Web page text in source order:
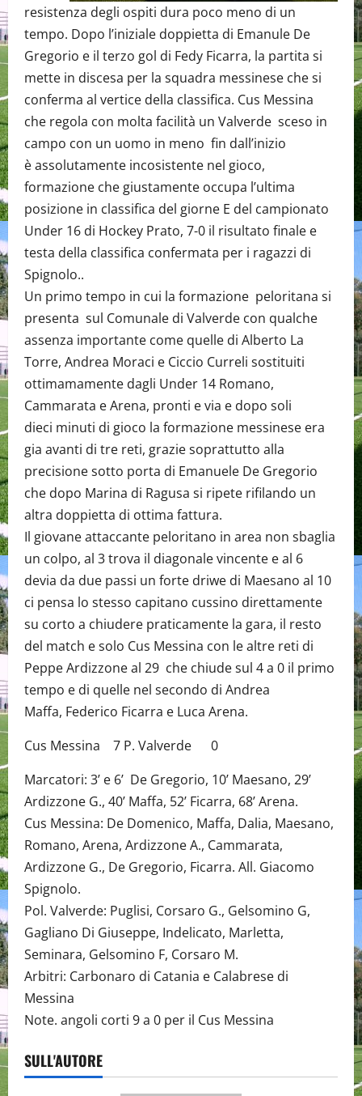
resistenza degli ospiti dura poco meno di un
tempo. Dopo l’iniziale doppietta di Emanule De
Gregorio e il terzo gol di Fedy Ficarra, la partita si
mette in discesa per la squadra messinese che si
conferma al vertice della classifica. Cus Messina
che regola con molta facilità un Valverde sceso in
campo con un uomo in meno fin dall’inizio
è assolutamente incosistente nel gioco,
formazione che giustamente occupa l’ultima
posizione in classifica del giorne E del campionato
Under 16 di Hockey Prato, 7-0 il risultato finale e
testa della classifica confermata per i ragazzi di
Spignolo..
Un primo tempo in cui la formazione peloritana si
presenta sul Comunale di Valverde con qualche
assenza importante come quelle di Alberto La
Torre, Andrea Moraci e Ciccio Curreli sostituiti
ottimamamente dagli Under 14 Romano,
Cammarata e Arena, pronti e via e dopo soli
dieci minuti di gioco la formazione messinese era
gia avanti di tre reti, grazie soprattutto alla
precisione sotto porta di Emanuele De Gregorio
che dopo Marina di Ragusa si ripete rifilando un
altra doppietta di ottima fattura.
Il giovane attaccante peloritano in area non sbaglia
un colpo, al 3 trova il diagonale vincente e al 6
devia da due passi un forte driwe di Maesano al 10
ci pensa lo stesso capitano cussino direttamente
su corto a chiudere praticamente la gara, il resto
del match e solo Cus Messina con le altre reti di
Peppe Ardizzone al 29 che chiude sul 4 a 0 il primo
tempo e di quelle nel secondo di Andrea
Maffa, Federico Ficarra e Luca Arena.
Cus Messina 7 P. Valverde 0
Marcatori: 3’ e 6’ De Gregorio, 10’ Maesano, 29’
Ardizzone G., 40’ Maffa, 52’ Ficarra, 68’ Arena.
Cus Messina: De Domenico, Maffa, Dalia, Maesano,
Romano, Arena, Ardizzone A., Cammarata,
Ardizzone G., De Gregorio, Ficarra. All. Giacomo
Spignolo.
Pol. Valverde: Puglisi, Corsaro G., Gelsomino G,
Gagliano Di Giuseppe, Indelicato, Marletta,
Seminara, Gelsomino F, Corsaro M.
Arbitri: Carbonaro di Catania e Calabrese di
Messina
Note. angoli corti 9 a 0 per il Cus Messina
SULL'AUTORE